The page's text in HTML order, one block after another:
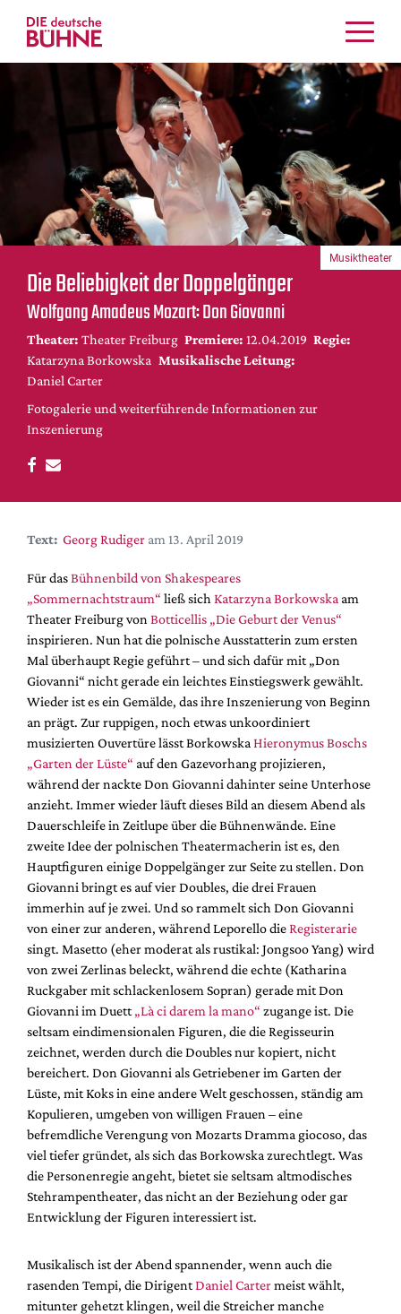
Kritiken
Musiktheater
Tanz
Crossover
Bühnenwelt
Festivals & Veranstaltungen
Menschen & Theater
Themen
Internationales
Nachrufe
Medientipps
DdB-map
Kalender
Premierensuche
Festival-Planer
Hefte
Leseproben
Podcast
Service
Shop / Abo
Newsletter
Redaktion
Autor:innen
Partner
Mediadaten
Suche
Die Beliebigkeit der Doppelgänger
Wolfgang Amadeus Mozart: Don Giovanni
Theater: Theater Freiburg Premiere: 12.04.2019 Regie:
Katarzyna Borkowska Musikalische Leitung:
Daniel Carter
Fotogalerie und weiterführende Informationen zur
Inszenierung
Musiktheater
Text: Georg Rudiger am 13. April 2019
Für dasBühnenbild von Shakespeares
„Sommernachtstraum“ ließ sich Katarzyna Borkowska am
Theater Freiburg von Botticellis „Die Geburt der Venus“
inspirieren. Nun hat die polnische Ausstatterin zum ersten
Mal überhaupt Regie geführt – und sich dafür mit „Don
Giovanni“ nicht gerade ein leichtes Einstiegswerk gewählt.
Wieder ist es ein Gemälde, das ihre Inszenierung von Beginn
an prägt. Zur ruppigen, noch etwas unkoordiniert
musizierten Ouvertüre lässt Borkowska Hieronymus Boschs
„Garten der Lüste“ auf den Gazevorhang projizieren,
während der nackte Don Giovanni dahinter seine Unterhose
anzieht. Immer wieder läuft dieses Bild an diesem Abend als
Dauerschleife in Zeitlupe über die Bühnenwände. Eine
zweite Idee der polnischen Theatermacherin ist es, den
Hauptfiguren einige Doppelgänger zur Seite zu stellen. Don
Giovanni bringt es auf vier Doubles, die drei Frauen
immerhin auf je zwei. Und so rammelt sich Don Giovanni
von einer zur anderen, während Leporello dieRegisterarie
singt. Masetto (eher moderat als rustikal: Jongsoo Yang) wird
von zwei Zerlinas beleckt, während die echte (Katharina
Ruckgaber mit schlackenlosem Sopran) gerade mit Don
Giovanni im Duett „Là ci darem la mano“ zugange ist. Die
seltsam eindimensionalen Figuren, die die Regisseurin
zeichnet, werden durch die Doubles nur kopiert, nicht
bereichert. Don Giovanni als Getriebener im Garten der
Lüste, mit Koks in eine andere Welt geschossen, ständig am
Kopulieren, umgeben von willigen Frauen – eine
befremdliche Verengung von Mozarts Dramma giocoso, das
viel tiefer gründet, als sich das Borkowska zurechtlegt. Was
die Personenregie angeht, bietet sie seltsam altmodisches
Stehrampentheater, das nicht an der Beziehung oder gar
Entwicklung der Figuren interessiert ist.
Musikalisch ist der Abend spannender, wenn auch die
rasenden Tempi, die DirigentDaniel Cartermeist wählt,
mitunter gehetzt klingen, weil die Streicher manche